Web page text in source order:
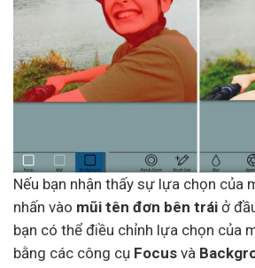
Nếu bạn nhận thấy sự lựa chọn của
nhấn vào mũi tên đơn bên trái ở
bạn có thể điều chỉnh lựa chọn của
bằng các công cụ Focus và